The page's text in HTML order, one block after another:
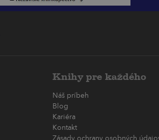
Knihy pre každého
Náš príbeh
Blog
Kariéra
Kontakt
Zásady ochrany osobných